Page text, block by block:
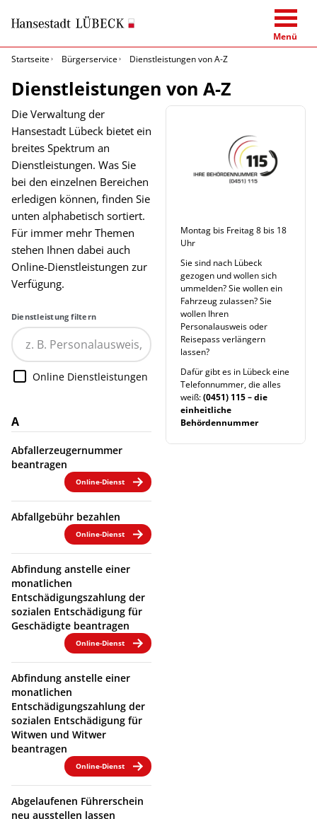
Menü
Startseite
Bürgerservice Dienstleistungen von A-Z
Dienstleistungen von A-Z
Die Verwaltung der
Hansestadt Lübeck bietet ein
breites Spektrum an
Dienstleistungen. Was Sie
bei den einzelnen Bereichen
erledigen können, finden Sie
unten alphabetisch sortiert.
Für immer mehr Themen
stehen Ihnen dabei auch
Online-Dienstleistungen zur
Verfügung.
Dienstleistung filtern
Online Dienstleistungen
A
Abfallerzeugernummer
beantragen
Online-Dienst
Abfallgebühr bezahlen
Online-Dienst
Abfindung anstelle einer
monatlichen
Entschädigungszahlung der
sozialen Entschädigung für
Geschädigte beantragen
Online-Dienst
Abfindung anstelle einer
monatlichen
Entschädigungszahlung der
sozialen Entschädigung für
Witwen und Witwer
beantragen
Online-Dienst
Abgelaufenen Führerschein
neu ausstellen lassen
Montag bis Freitag 8 bis 18
Uhr
Sie sind nach Lübeck
gezogen und wollen sich
ummelden? Sie wollen ein
Fahrzeug zulassen? Sie
wollen Ihren
Personalausweis oder
Reisepass verlängern
lassen?
Dafür gibt es in Lübeck eine
Telefonnummer, die alles
weiß:(0451) 115 – die
einheitliche
Behördennummer